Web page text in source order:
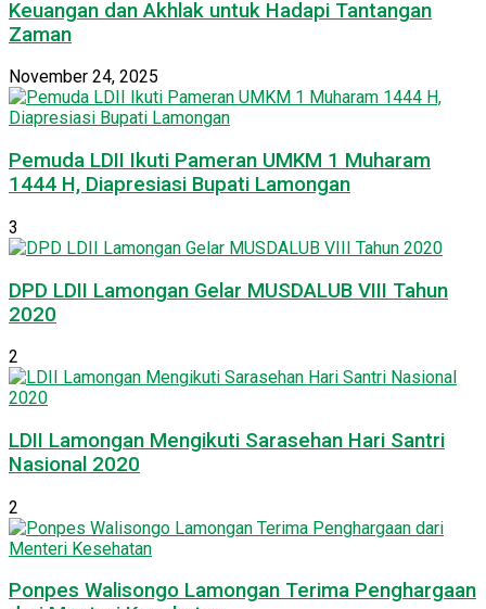
Keuangan dan Akhlak untuk Hadapi Tantangan
Zaman
November 24, 2025
Pemuda LDII Ikuti Pameran UMKM 1 Muharam
1444 H, Diapresiasi Bupati Lamongan
3
DPD LDII Lamongan Gelar MUSDALUB VIII Tahun
2020
2
LDII Lamongan Mengikuti Sarasehan Hari Santri
Nasional 2020
2
Ponpes Walisongo Lamongan Terima Penghargaan